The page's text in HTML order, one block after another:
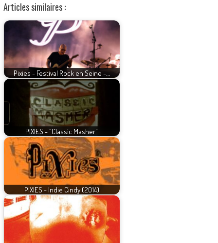
Articles similaires :
Pixies - Festival Rock en Seine -…
PIXIES - "Classic Masher"
PIXIES - Indie Cindy (2014)